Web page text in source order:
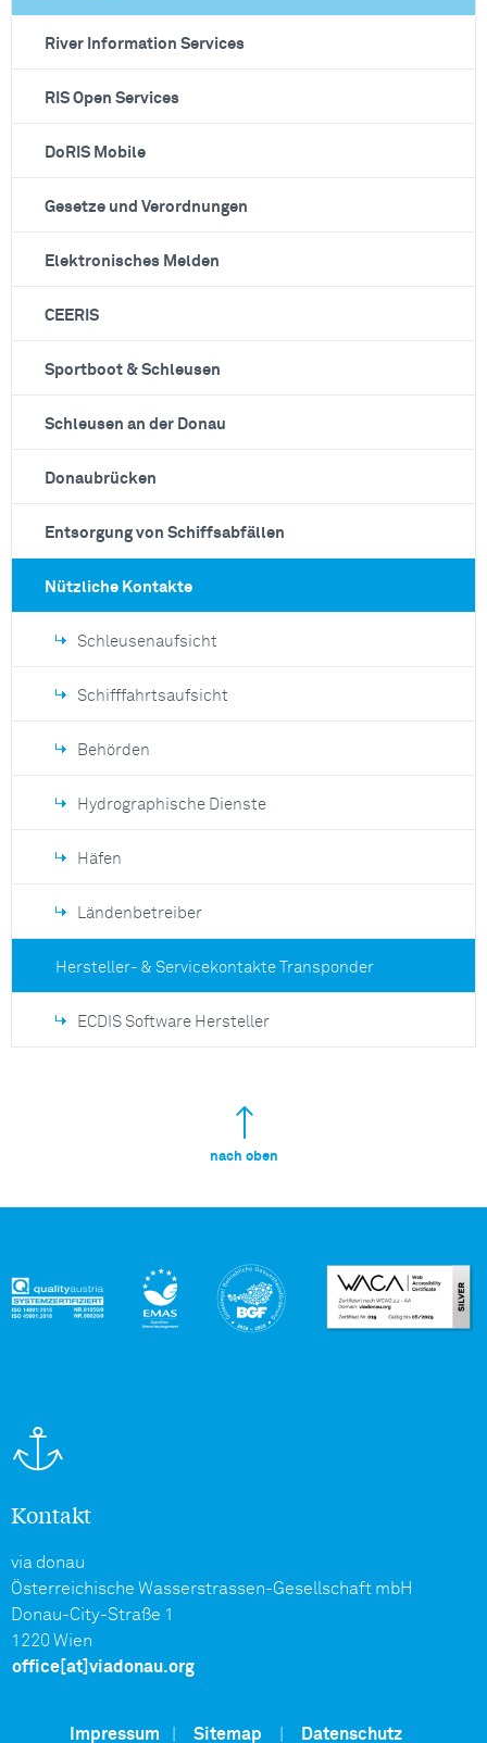
River Information Services
RIS Open Services
DoRIS Mobile
Gesetze und Verordnungen
Elektronisches Melden
CEERIS
Sportboot & Schleusen
Schleusen an der Donau
Donaubrücken
Entsorgung von Schiffsabfällen
Nützliche Kontakte
Schleusenaufsicht
Schifffahrtsaufsicht
Behörden
Hydrographische Dienste
Häfen
Ländenbetreiber
Hersteller- & Servicekontakte Transponder
ECDIS Software Hersteller
nach oben
Kontakt
via donau
Österreichische Wasserstrassen-Gesellschaft mbH
Donau-City-Straße 1
1220 Wien
office[at]viadonau.org
Impressum Sitemap Datenschutz